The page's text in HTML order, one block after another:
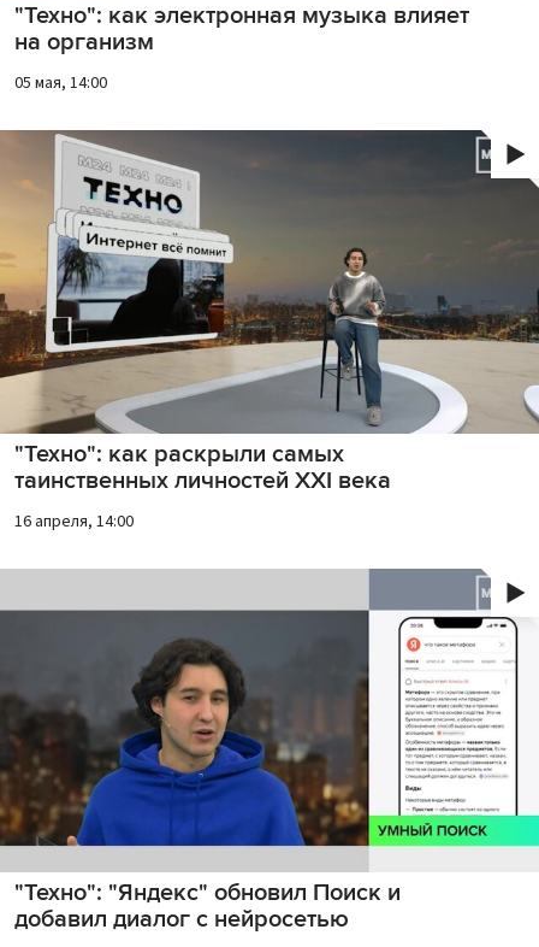
"Техно": как электронная музыка влияет
на организм
05 мая, 14:00
"Техно": как раскрыли самых
таинственных личностей XXI века
16 апреля, 14:00
"Техно": "Яндекс" обновил Поиск и
добавил диалог с нейросетью